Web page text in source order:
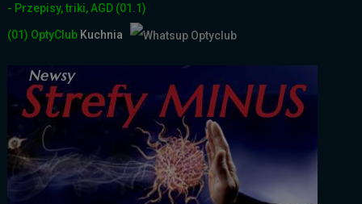
- Przepisy, triki, AGD (01.1)
(01) OptyClub Kuchnia